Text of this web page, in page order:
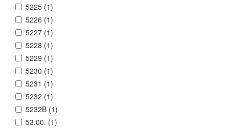
5225 (1)
5226 (1)
5227 (1)
5228 (1)
5229 (1)
5230 (1)
5231 (1)
5232 (1)
5232B (1)
53.00. (1)